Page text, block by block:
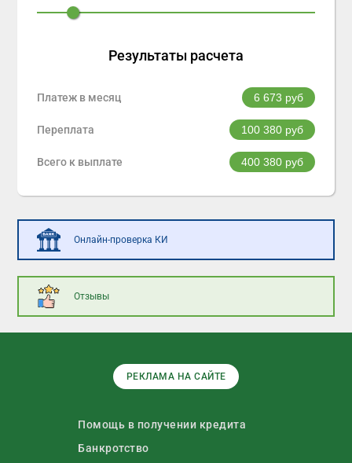
Результаты расчета
Платеж в месяц 6 673 руб
Переплата 100 380руб
Всего к выплате 400 380руб
Онлайн-проверка КИ
Отзывы
РЕКЛАМА НА САЙТЕ
Помощь в получении кредита
Банкротство